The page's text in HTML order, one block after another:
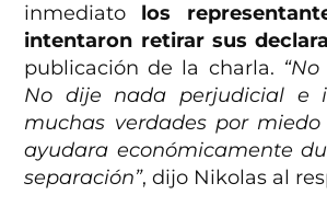
inmediato los
intentaron retirar sus
publicación de la charla.
No dije nada perjudicial e
muchas verdades por
ayudara económicamente
separación”, dijo Nikolas al